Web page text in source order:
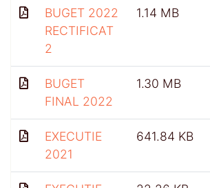
BUGET 2022
RECTIFICAT
2
1.14 MB
BUGET
FINAL 2022
1.30 MB
EXECUTIE
2021
641.84 KB